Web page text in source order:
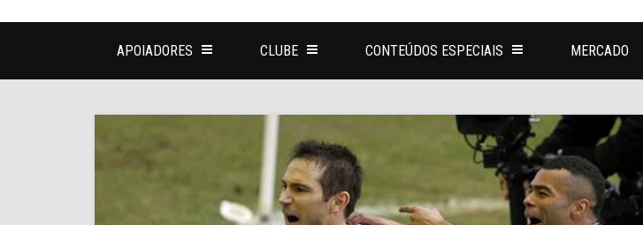
APOIADORES CLUBE CONTEÚDOS ESPECIAIS MERCADO